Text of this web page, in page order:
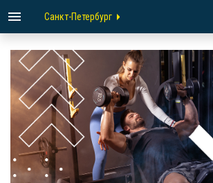
Санкт-Петербург